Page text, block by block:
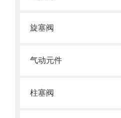
旋塞阀
气动元件
柱塞阀